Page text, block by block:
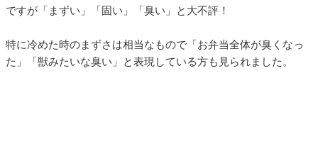
ですが「まずい」「固い」「臭い」と大不評！
特に冷めた時のまずさは相当なもので「お弁当全体が臭くなっ
た」「獣みたいな臭い」と表現している方も見られました。